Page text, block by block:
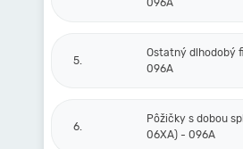
096A
5.
Ostatný dlhodobý
096A
6.
Pôžičky s dobou
06XA) - 096A